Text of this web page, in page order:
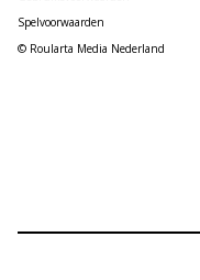
Spelvoorwaarden
© Roularta Media Nederland